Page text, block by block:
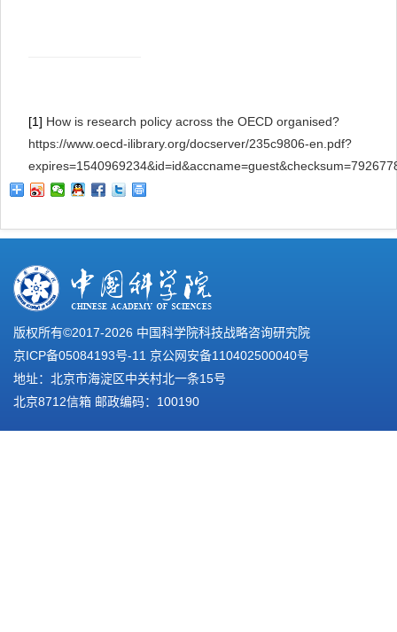
[1] How is research policy across the OECD organised?
https://www.oecd-ilibrary.org/docserver/235c9806-en.pdf?
版权所有©2017-2026 中国科学院科技战略咨询研究院
京ICP备05084193号-11 京公网安备110402500040号
地址：北京市海淀区中关村北一条15号
北京8712信箱 邮政编码：100190